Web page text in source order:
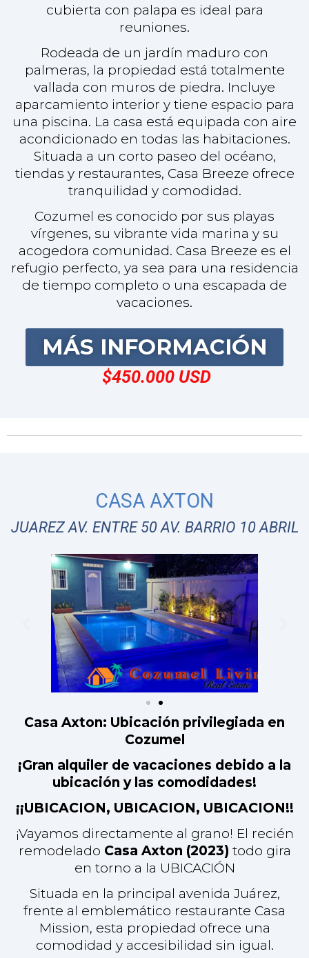
Cozumel es conocido por sus playas
acogedora comunidad. Casa Breeze es el
refugio perfecto, ya sea para una residencia
de tiempo completo o una escapada de
vacaciones.
MÁS INFORMACIÓN
$450.000 USD
CASA AXTON
JUAREZ AV. ENTRE 50 AV. BARRIO 10 ABRIL
Casa Axton: Ubicación privilegiada en
¡Gran alquiler de vacaciones debido a la
ubicación y las comodidades!
¡¡UBICACION, UBICACION, UBICACION!!
¡Vayamos directamente al grano! El recién
remodeladoCasa Axton (2023)
todo gira
en torno a la UBICACIÓN
Situada en la principal avenida Juárez,
frente al emblemático restaurante Casa
Mission, esta propiedad ofrece una
Lo más destacado de la propiedad:
- Ubicación privilegiada:La Av. Juárez es
de Cozumel, lo que la convierte en una
excelente ubicación para un Airbnb. Estará
cerca de farmacias, restaurantes y tiendas
de comestibles.
- Remodelación completa en 2023:Casa
Axton se sometió a una remodelación
completa, incluyendo una piscina recién